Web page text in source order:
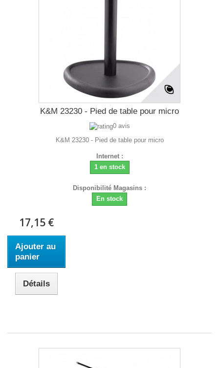
K&M 23230 - Pied de table pour micro
0 avis
K&M 23230 - Pied de table pour micro
Internet :
1 en stock
Disponibilité Magasins :
En stock
17,15 €
Ajouter au
panier
Détails